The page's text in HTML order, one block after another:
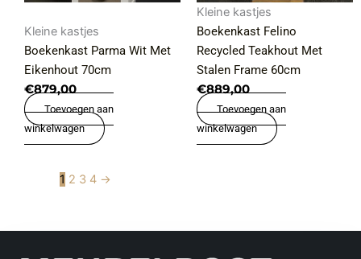
Kleine kastjes
Boekenkast Parma Wit Met
Eikenhout 70cm
€879,00
Toevoegen aan
winkelwagen
Kleine kastjes
Boekenkast Felino
Recycled Teakhout Met
Stalen Frame 60cm
€889,00
Toevoegen aan
winkelwagen
1 2 3 4 →